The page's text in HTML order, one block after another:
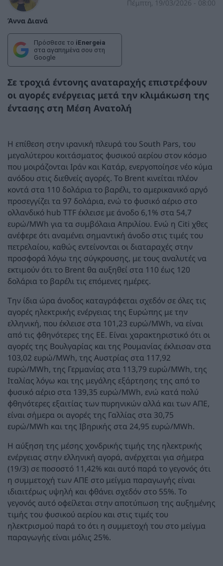
Άννα Διανά
Πέμπτη, 19/03/2026 - 08:00
Πρόσθεσε το iEnergeia
στα αγαπημένα σου στη
Google
Σε τροχιά έντονης αναταραχής επιστρέφουν
οι αγορές ενέργειας μετά την κλιμάκωση της
έντασης στη Μέση Ανατολή
Η επίθεση στην ιρανική πλευρά του South Pars, του
μεγαλύτερου κοιτάσματος φυσικού αερίου στον κόσμο
που μοιράζονται Ιράν και Κατάρ, ενεργοποίησε νέο κύμα
ανόδου στις διεθνείς αγορές. Το Brent κινείται πλέον
κοντά στα 110 δολάρια το βαρέλι, το αμερικανικό αργό
προσεγγίζει τα 97 δολάρια, ενώ το φυσικό αέριο στο
ολλανδικό hub TTF έκλεισε με άνοδο 6,1% στα 54,7
ευρώ/MWh για τα συμβόλαια Απριλίου. Ενώ η Citi χθες
ανέφερε ότι αναμένει σημαντική άνοδο στις τιμές του
πετρελαίου, καθώς εντείνονται οι διαταραχές στην
προσφορά λόγω της σύγκρουσης, με τους αναλυτές να
εκτιμούν ότι το Brent θα αυξηθεί στα 110 έως 120
δολάρια το βαρέλι τις επόμενες ημέρες.
Την ίδια ώρα άνοδος καταγράφεται σχεδόν σε όλες τις
αγορές ηλεκτρικής ενέργειας της Ευρώπης με την
ελληνική, που έκλεισε στα 101,23 ευρώ/MWh, να είναι
από τις φθηνότερες της ΕΕ. Είναι χαρακτηριστικό ότι οι
αγορές της Βουλγαρίας και της Ρουμανίας έκλεισαν στα
103,02 ευρώ/MWh, της Αυστρίας στα 117,92
ευρώ/MWh, της Γερμανίας στα 113,79 ευρώ/MWh, της
Ιταλίας λόγω και της μεγάλης εξάρτησης της από το
φυσικό αέριο στα 139,35 ευρώ/MWh, ενώ κατά πολύ
φθηνότερες εξαιτίας των πυρηνικών αλλά και των ΑΠΕ,
είναι σήμερα οι αγορές της Γαλλίας στα 30,75
ευρώ/MWh και της Ιβηρικής στα 24,95 ευρώ/MWh.
Η αύξηση της μέσης χονδρικής τιμής της ηλεκτρικής
ενέργειας στην ελληνική αγορά, ανέρχεται για σήμερα
(19/3) σε ποσοστό 11,42% και αυτό παρά το γεγονός ότι
η συμμετοχή των ΑΠΕ στο μείγμα παραγωγής είναι
ιδιαιτέρως υψηλή και φθάνει σχεδόν στο 55%. Το
γεγονός αυτό οφείλεται στην αποτύπωση της αυξημένης
τιμής του φυσικού αερίου και στις τιμές του
ηλεκτρισμού παρά το ότι η συμμετοχή του στο μείγμα
παραγωγής είναι μόλις 25%.